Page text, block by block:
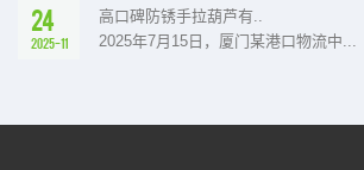
24
2025-11
高口碑防锈手拉葫芦有..
2025年7月15日，厦门某港口物流中...